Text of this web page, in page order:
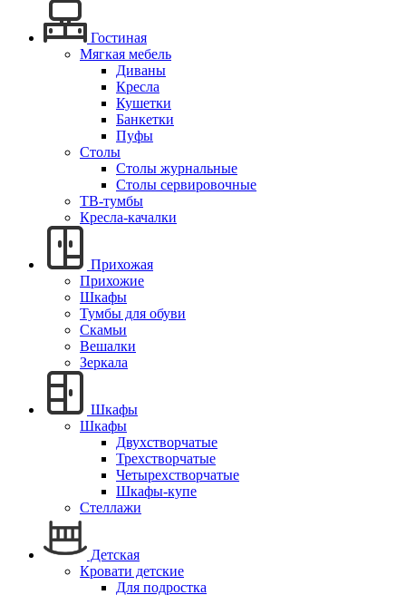
Гостиная
Мягкая мебель
Диваны
Кресла
Кушетки
Банкетки
Пуфы
Столы
Столы журнальные
Столы сервировочные
ТВ-тумбы
Кресла-качалки
Прихожая
Прихожие
Шкафы
Тумбы для обуви
Скамьи
Вешалки
Зеркала
Шкафы
Шкафы
Двухстворчатые
Трехстворчатые
Четырехстворчатые
Шкафы-купе
Стеллажи
Детская
Кровати детские
Для подростка